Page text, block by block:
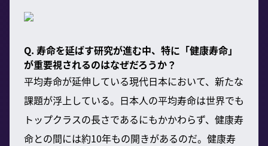
Q. 寿命を延ばす研究が進む中、特に「健康寿命」
が重要視されるのはなぜだろうか？
平均寿命が延伸している現代日本において、新たな
課題が浮上している。日本人の平均寿命は世界でも
トップクラスの長さであるにもかかわらず、健康寿
命との間には約10年もの開きがあるのだ。健康寿